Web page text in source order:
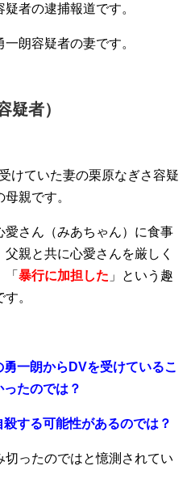
者の逮捕報道です。
朗容疑者の妻です。
疑者）
けていた妻の栗原なぎさ容疑
親です。
さん（みあちゃん）に食事
親と共に心愛さんを厳しく
暴行に加担した 」という趣
。
一朗からDVを受けているこ
たのでは？
する可能性があるのでは？
ったのではと憶測されてい